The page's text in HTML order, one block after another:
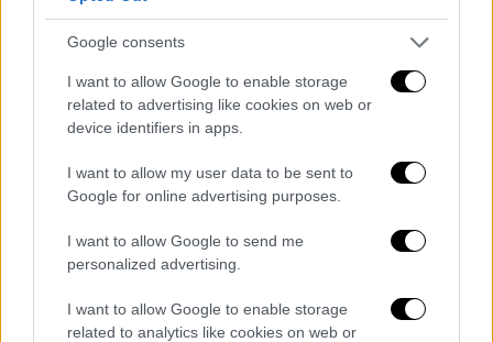
Google consents
I want to allow Google to enable storage
related to advertising like cookies on web or
device identifiers in apps.
I want to allow my user data to be sent to
Google for online advertising purposes.
I want to allow Google to send me
personalized advertising.
I want to allow Google to enable storage
related to analytics like cookies on web or
ψυχολογικά και δεν πρόκειται να συνέλθει
εύκολα μιας και
ένα κομμάτι της ζωής του
έφυγεκυριολεκτικά από τη ζωή του.Να
αναρρώσειγρήγορα ψυχολογικάδεν το
. Προφανώς και αυτός όπως όλοι
μας θέλει δικαιοσύνη για τον θάνατο της
Κυριακής», είπε ο φίλος του.